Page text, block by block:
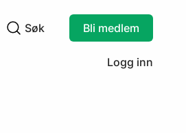
Søkefelt
Søk Bli medlem
Logg inn